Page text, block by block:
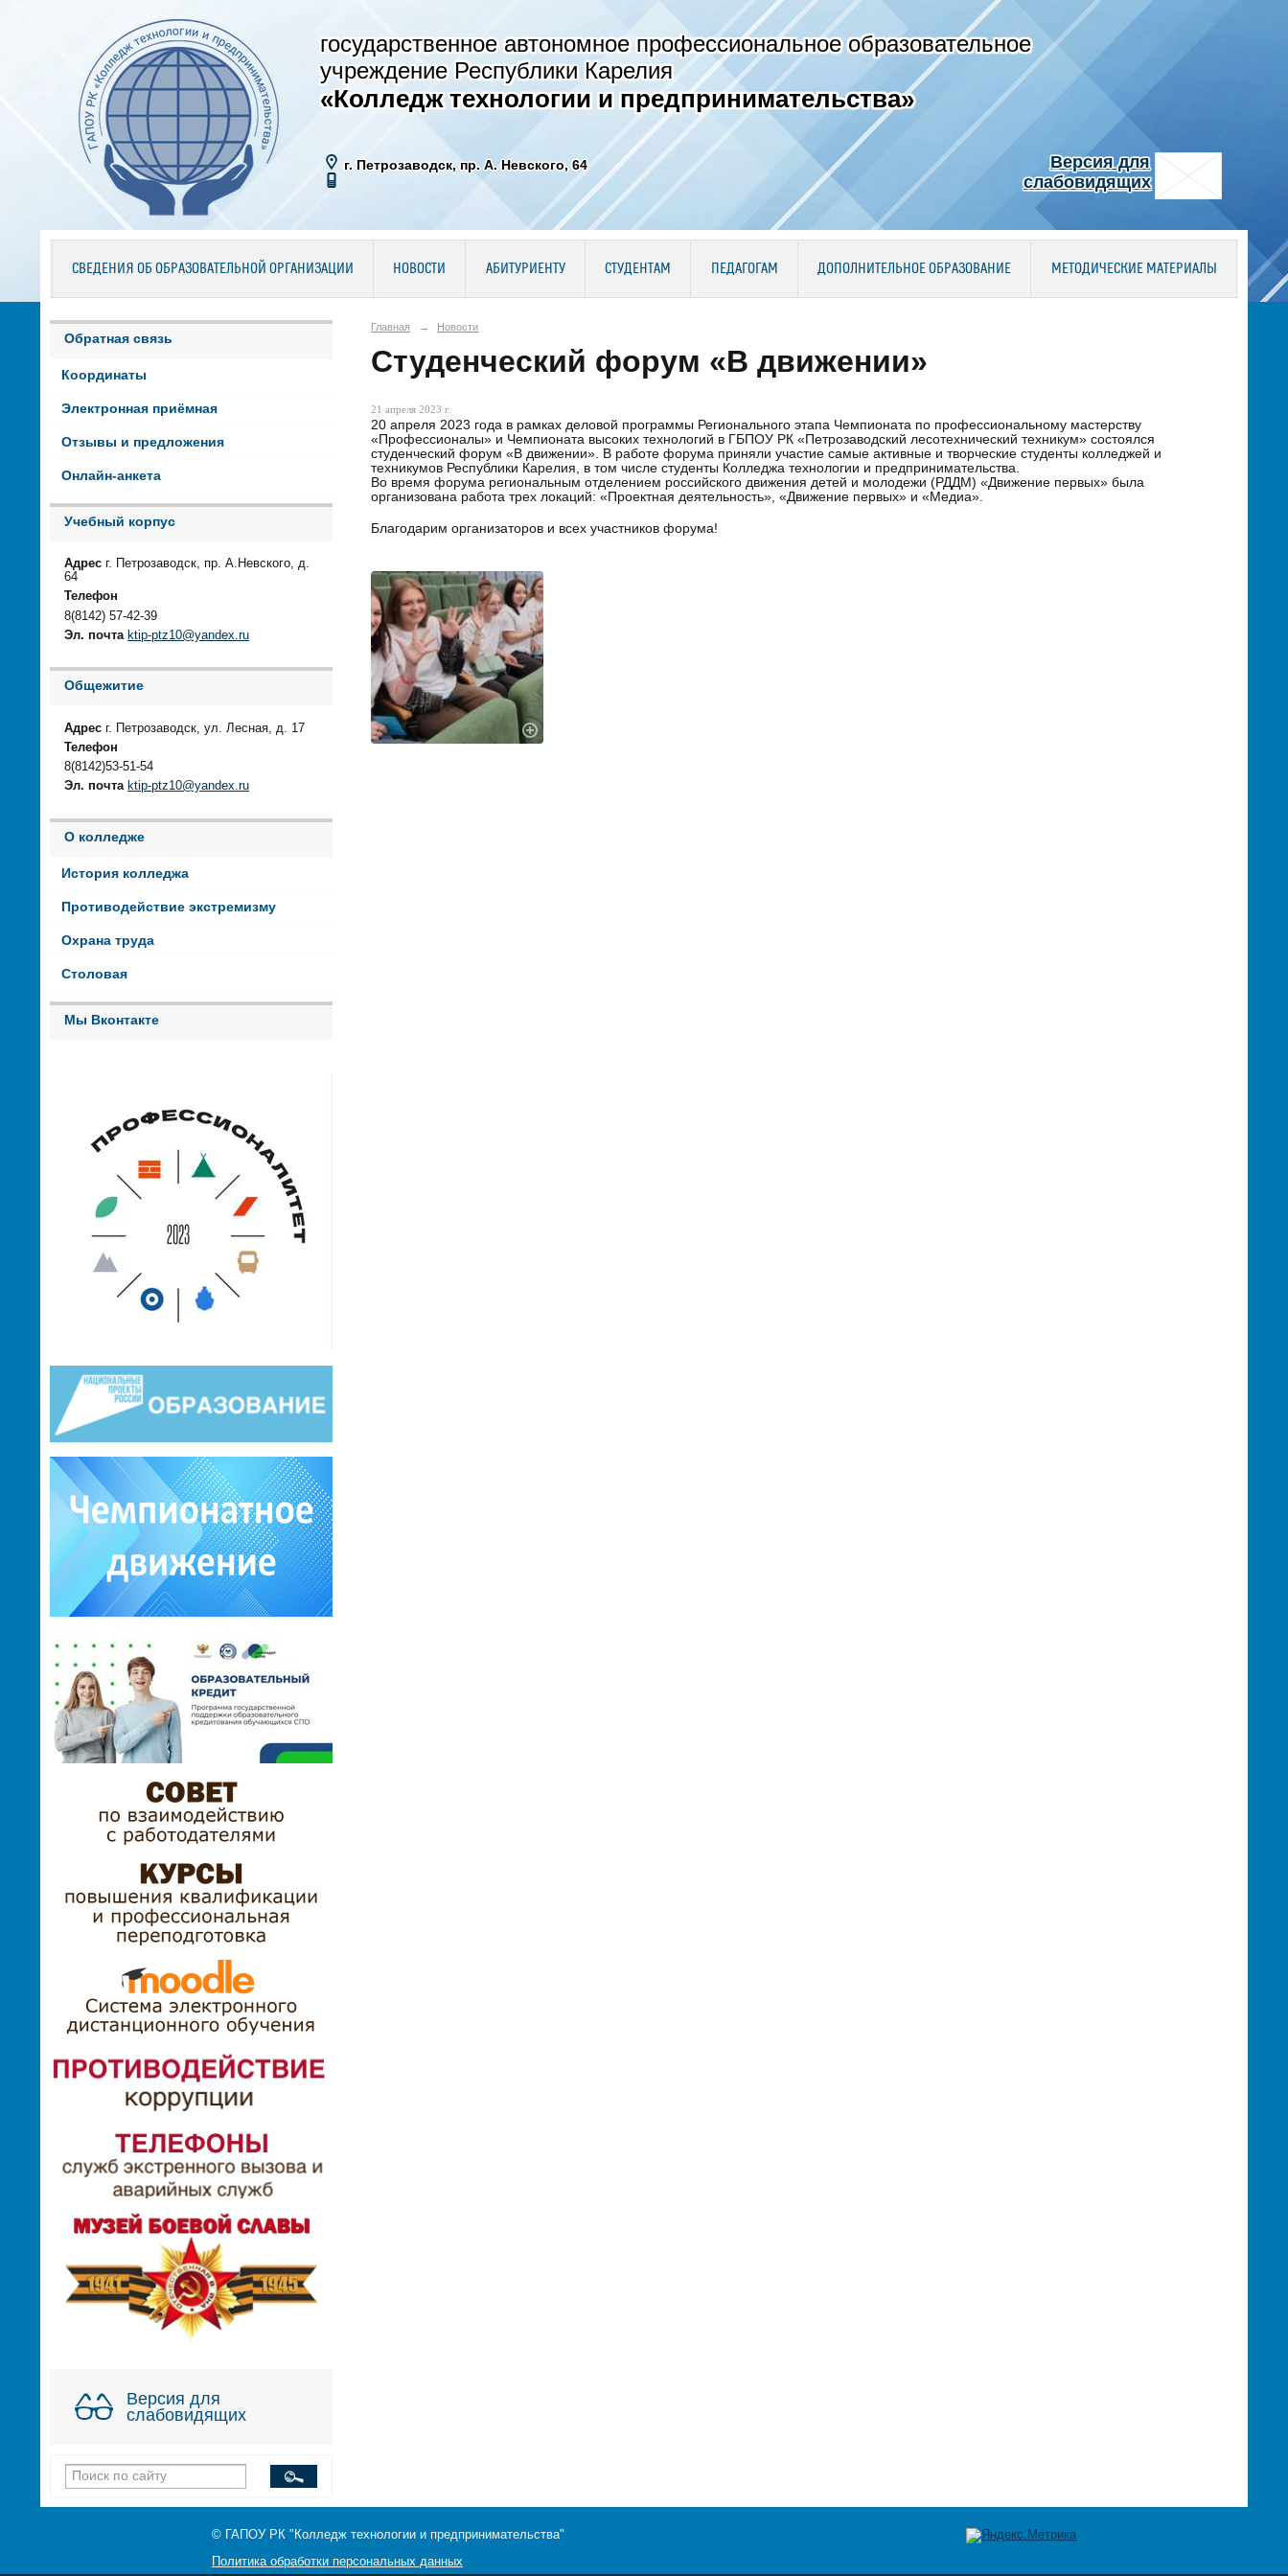
государственное автономное профессиональное образовательное
учреждение Республики Карелия
«Колледж технологии и предпринимательства»
г. Петрозаводск, пр. А. Невского, 64
Версия для
слабовидящих
СВЕДЕНИЯ ОБ ОБРАЗОВАТЕЛЬНОЙ ОРГАНИЗАЦИИ НОВОСТИ АБИТУРИЕНТУ СТУДЕНТАМ ПЕДАГОГАМ ДОПОЛНИТЕЛЬНОЕ ОБРАЗОВАНИЕ МЕТОДИЧЕСКИЕ МАТЕРИАЛЫ
Обратная связь
Координаты
Электронная приёмная
Отзывы и предложения
Онлайн-анкета
Учебный корпус
Адрес г. Петрозаводск, пр. А.Невского, д.
64
Телефон
8(8142) 57-42-39
Эл. почта ktip-ptz10@yandex.ru
Общежитие
Адрес г. Петрозаводск, ул. Лесная, д. 17
Телефон
8(8142)53-51-54
Эл. почта ktip-ptz10@yandex.ru
О колледже
История колледжа
Противодействие экстремизму
Охрана труда
Столовая
Мы Вконтакте
Версия для
слабовидящих
Главная → Новости
Студенческий форум «В движении»
21 апреля 2023 г.
20 апреля 2023 года в рамках деловой программы Регионального этапа Чемпионата по профессиональному мастерству
«Профессионалы» и Чемпионата высоких технологий в ГБПОУ РК «Петрозаводский лесотехнический техникум» состоялся
студенческий форум «В движении». В работе форума приняли участие самые активные и творческие студенты колледжей и
техникумов Республики Карелия, в том числе студенты Колледжа технологии и предпринимательства.
Во время форума региональным отделением российского движения детей и молодежи (РДДМ) «Движение первых» была
организована работа трех локаций: «Проектная деятельность», «Движение первых» и «Медиа».
Благодарим организаторов и всех участников форума!
© ГАПОУ РК "Колледж технологии и предпринимательства"
Политика обработки персональных данных